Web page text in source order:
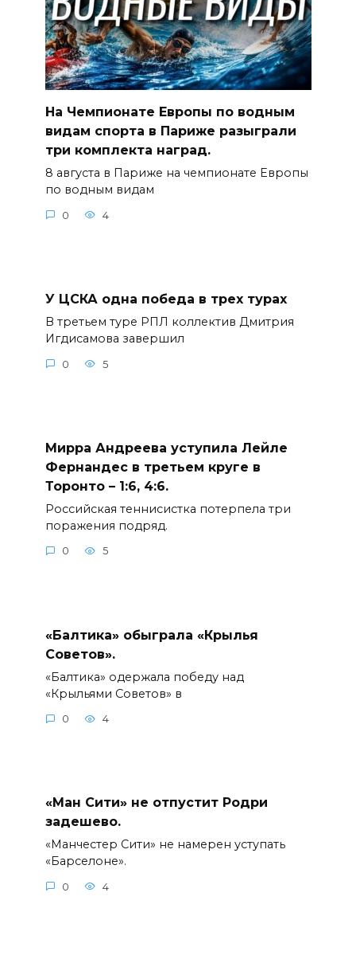
На Чемпионате Европы по водным
видам спорта в Париже разыграли
три комплекта наград.
8 августа в Париже на чемпионате Европы
по водным видам
0 4
У ЦСКА одна победа в трех турах
В третьем туре РПЛ коллектив Дмитрия
Игдисамова завершил
0 5
Мирра Андреева уступила Лейле
Фернандес в третьем круге в
Торонто – 1:6, 4:6.
Российская теннисистка потерпела три
поражения подряд.
0 5
«Балтика» обыграла «Крылья
Советов».
«Балтика» одержала победу над
«Крыльями Советов» в
0 4
«Ман Сити» не отпустит Родри
задешево.
«Манчестер Сити» не намерен уступать
«Барселоне».
0 4